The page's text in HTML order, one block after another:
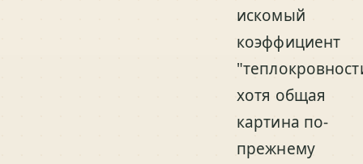
искомый
коэффициент
хотя общая
картина по-
прежнему